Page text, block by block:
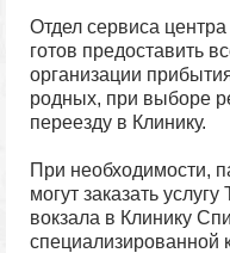
Отдел сервиса
готов предоставить
организации
родных, при выборе
переезду в Клинику.
При необходимости,
могут заказать
вокзала в Клинику
специализированной